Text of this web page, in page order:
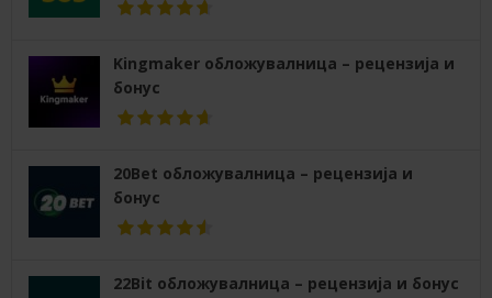
Kingmaker обложувалница – рецензија и
бонус
20Bet обложувалница – рецензија и
бонус
22Bit обложувалница – рецензија и бонус